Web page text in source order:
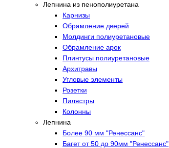
Лепнина из пенополиуретана
Карнизы
Обрамление дверей
Молдинги полиуретановые
Обрамление арок
Плинтусы полиуретановые
Архитравы
Угловые элементы
Розетки
Пилястры
Колонны
Лепнина
Более 90 мм "Ренессанс"
Багет от 50 до 90мм "Ренессанс"